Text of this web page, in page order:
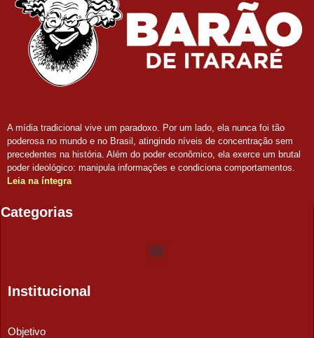
A mídia tradicional vive um paradoxo. Por um lado, ela nunca foi tão
poderosa no mundo e no Brasil, atingindo níveis de concentração sem
precedentes na história. Além do poder econômico, ela exerce um brutal
poder ideológico: manipula informações e condiciona comportamentos.
Leia na íntegra
Categorias
Institucional
Objetivo